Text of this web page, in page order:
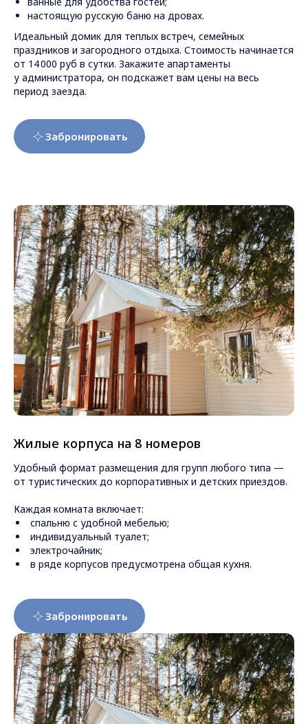
настоящую русскую баню на дровах.
Идеальный домик для теплых встреч, семейных
праздников и загородного отдыха. Стоимость начинается
от 14 000 руб в сутки. Закажите апартаменты
у администратора, он подскажет вам цены на весь
период заезда.
Забронировать
Жилые корпуса на 8 номеров
Удобный формат размещения для групп любого типа —
от туристических до корпоративных и детских приездов.
Каждая комната включает:
спальню с удобной мебелью;
индивидуальный туалет;
электрочайник;
в ряде корпусов предусмотрена общая кухня.
Забронировать